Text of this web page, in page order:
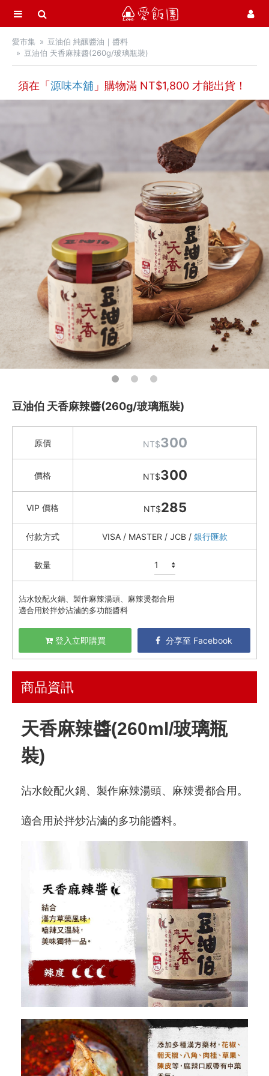
選單
首頁
中秋月餅 / 禮盒
活力早餐
營養補給站
吃零食
愛甜點
火腿．起司．歐陸食材
料理盛宴
水餃 / 麵食 / 湯圓 / 包子
滷味 / 香腸 / 下酒菜
熟食 / 小吃 / 鮑魚罐
喝湯吃火鍋
礦泉水 / 氣泡水
農產 / 乾貨
油鹽醬醋
Marie Sharp's 夏普奶奶辣椒醬
劉姥姥花椒油
西班牙555 特級初榨橄欖油
豆油伯 純釀醬油｜醬料
OLIVIERS&CO. 橄欖油
蒜蒜屋
三尺堂 麻辣渣渣 / 香蔥酥
精選油品
蘸醬 / 拌醬
沙拉醬
日式醬油 / 和風醬 / 醋
奧利塔 Olitalia
清亮農場
頂級美食
餐廚好朋友
🇯🇵 日本專區
最新飯團 13
Blog
愛飯團FB粉絲團
YouTube
Instagram
客服專線
服務信箱
愛市集
豆油伯 純釀醬油｜醬料
豆油伯 天香麻辣醬(260g/玻璃瓶裝)
須在「 源味本舖 」購物滿 NT$1,800 才能出貨！
豆油伯 天香麻辣醬(260g/玻璃瓶裝)
原價 NT$300
價格 NT$300
VIP 價格 NT$285
付款方式 VISA / MASTER / JCB / 銀行匯款
數量
沾水餃配火鍋、製作麻辣湯頭、麻辣燙都合用
適合用於拌炒沾滷的多功能醬料
登入立即購買 分享至 Facebook
商品資訊
天香麻辣醬(260ml/玻璃瓶
裝)
沾水餃配火鍋、製作麻辣湯頭、麻辣燙都合用。
適合用於拌炒沾滷的多功能醬料。